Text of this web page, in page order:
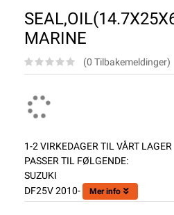
MARINE
(0 Tilbakemeldinger)
1-2 VIRKEDAGER TIL VÅRT LAGER
PASSER TIL FØLGENDE:
SUZUKI
DF25V 2010-
Mer info